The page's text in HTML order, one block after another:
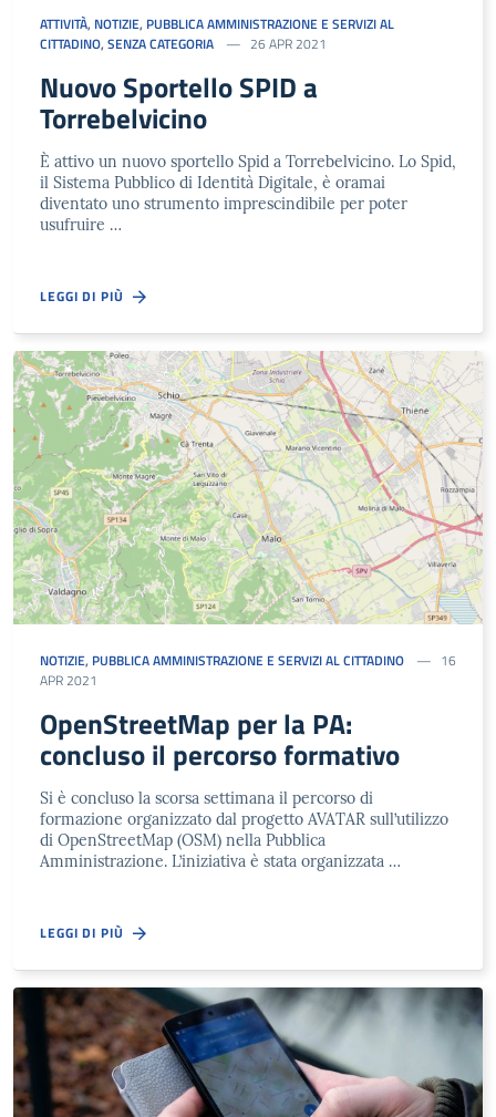
ATTIVITÀ, NOTIZIE, PUBBLICA AMMINISTRAZIONE E SERVIZI AL
CITTADINO, SENZA CATEGORIA 26 APR 2021
Nuovo Sportello SPID a
Torrebelvicino
È attivo un nuovo sportello Spid a Torrebelvicino. Lo Spid,
il Sistema Pubblico di Identità Digitale, è oramai
diventato uno strumento imprescindibile per poter
usufruire …
LEGGI DI PIÙ
NOTIZIE, PUBBLICA AMMINISTRAZIONE E SERVIZI AL CITTADINO
16
APR 2021
OpenStreetMap per la PA:
concluso il percorso formativo
Si è concluso la scorsa settimana il percorso di
formazione organizzato dal progetto AVATAR sull’utilizzo
di OpenStreetMap (OSM) nella Pubblica
Amministrazione. L’iniziativa è stata organizzata …
LEGGI DI PIÙ